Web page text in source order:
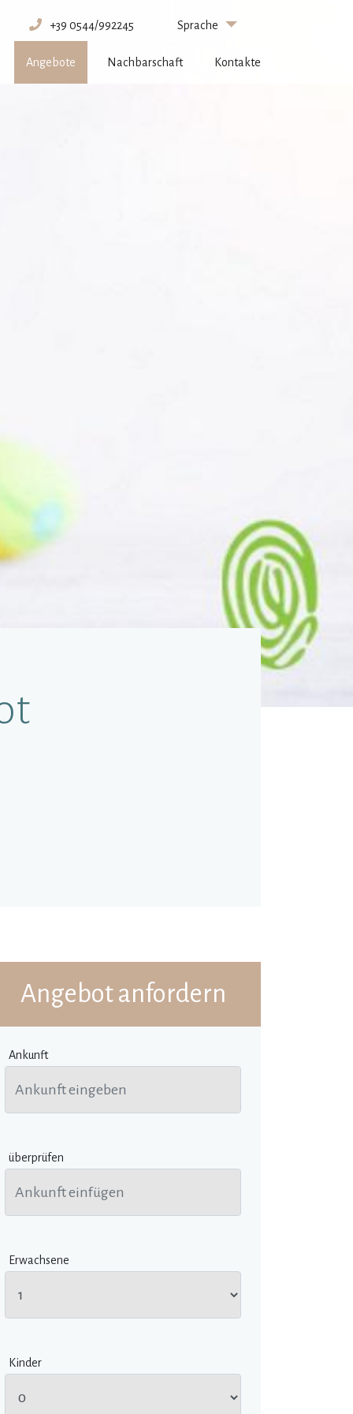
+39 0544/992245 Sprache
Angebote Nachbarschaft Kontakte
Angebot anfordern
Ankunft
überprüfen
Erwachsene
Kinder